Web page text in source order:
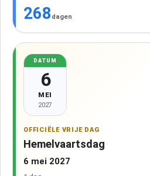
268 dagen
DATUM
6
MEI
2027
OFFICIËLE VRIJE DAG
Hemelvaartsdag
6 mei 2027